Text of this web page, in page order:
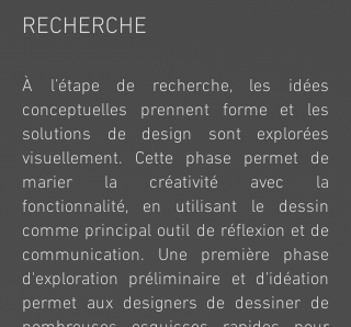
RECHERCHE
À l’étape de recherche, les idées
conceptuelles prennent forme et les
solutions de design sont explorées
visuellement. Cette phase permet de
marier la créativité avec la
fonctionnalité, en utilisant le dessin
comme principal outil de réflexion et de
communication. Une première phase
d'exploration préliminaire et d’idéation
permet aux designers de dessiner de